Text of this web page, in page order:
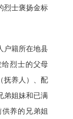
烈士褒扬金标
籍所在地县
烈士的父母
抚养人）、配
弟姐妹和已满
养的兄弟姐